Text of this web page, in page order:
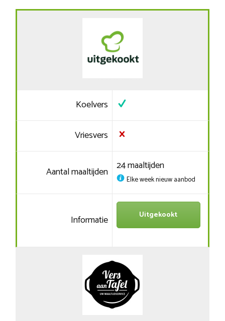
Koelvers
Vriesvers
Aantal maaltijden 24 maaltijden
Elke week nieuw aanbod
Informatie Uitgekookt